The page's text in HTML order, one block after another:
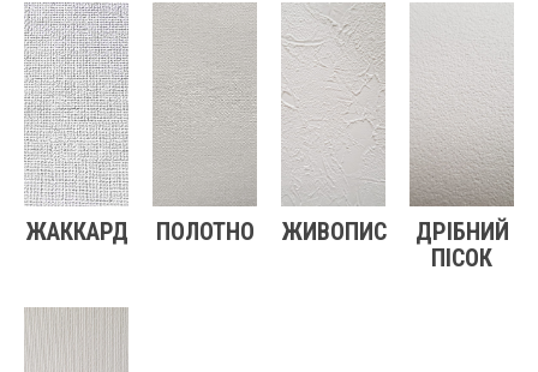
ЖАККАРД ПОЛОТНО ЖИВОПИС
ДРІБНИЙ
ПІСОК